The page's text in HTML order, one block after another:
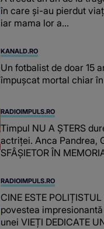
în care și-au pierdut
iar mama lor a…
KANALD.RO
Un fotbalist de doar 15
împușcat mortal chiar
RADIOIMPULS.RO
Timpul NU A ȘTERS
actriței. Anca Pandrea,
SFÂȘIETOR ÎN
timpul parcă..."
RADIOIMPULS.RO
CINE ESTE
povestea
unei VIEȚI DEDICATE